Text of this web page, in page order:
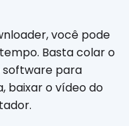
você pode
Basta colar o
software para
baixar o vídeo do